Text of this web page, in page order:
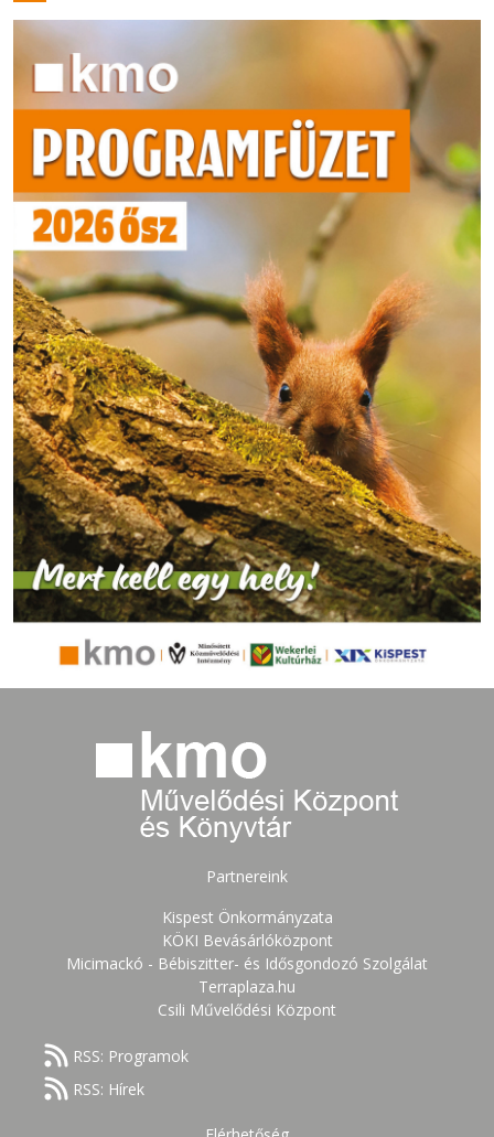
Partnereink
Kispest Önkormányzata
KÖKI Bevásárlóközpont
Micimackó - Bébiszitter- és Idősgondozó Szolgálat
Terraplaza.hu
Csili Művelődési Központ
RSS: Programok
RSS: Hírek